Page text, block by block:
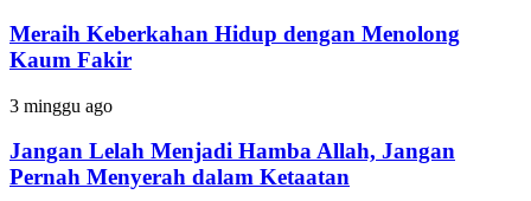
Hidup
dengan
Menolong
Fakir
Meraih Keberkahan Hidup dengan Menolong
Kaum Fakir
Jangan
Menjadi
Hamba
Allah,
3 minggu ago
Jangan Lelah Menjadi Hamba Allah, Jangan
Pernah Menyerah dalam Ketaatan